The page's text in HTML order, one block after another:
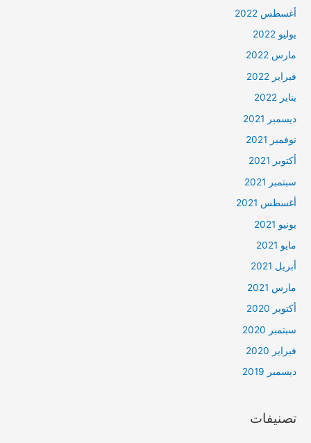
أغسطس 2022
يوليو 2022
مارس 2022
فبراير 2022
يناير 2022
ديسمبر 2021
نوفمبر 2021
أكتوبر 2021
سبتمبر 2021
أغسطس 2021
يونيو 2021
مايو 2021
أبريل 2021
مارس 2021
أكتوبر 2020
سبتمبر 2020
فبراير 2020
ديسمبر 2019
تصنيفات